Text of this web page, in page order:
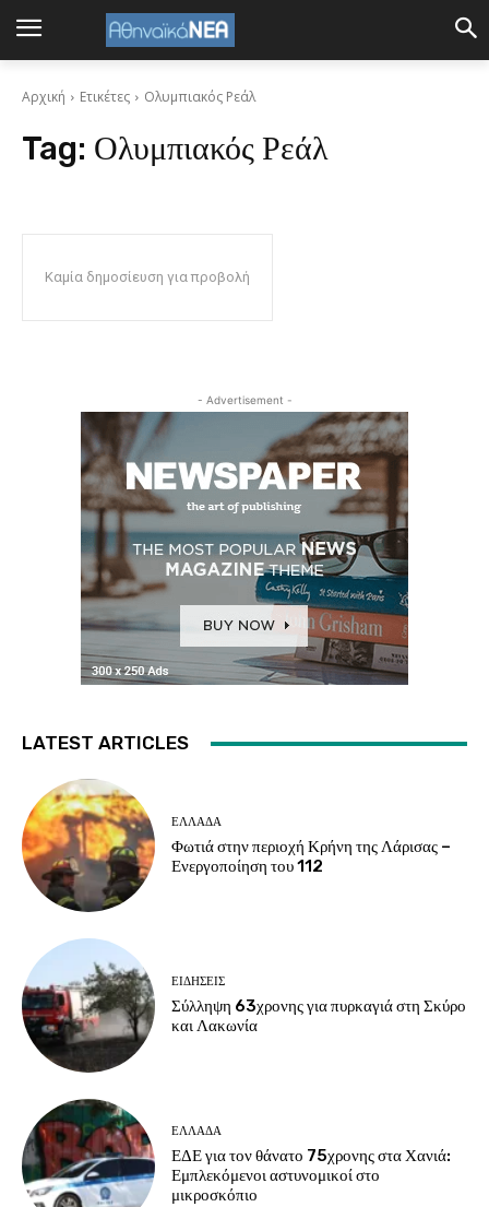
Αρχική Ετικέτες Ολυμπιακός Ρεάλ
Tag: Ολυμπιακός Ρεάλ
Καμία δημοσίευση για προβολή
- Advertisement -
LATEST ARTICLES
ΕΛΛΑΔΑ
Φωτιά στην περιοχή Κρήνη της Λάρισας –
Ενεργοποίηση του 112
ΕΙΔΗΣΕΙΣ
Σύλληψη 63χρονης για πυρκαγιά στη Σκύρο
και Λακωνία
ΕΛΛΑΔΑ
ΕΔΕ για τον θάνατο 75χρονης στα Χανιά:
Εμπλεκόμενοι αστυνομικοί στο
μικροσκόπιο